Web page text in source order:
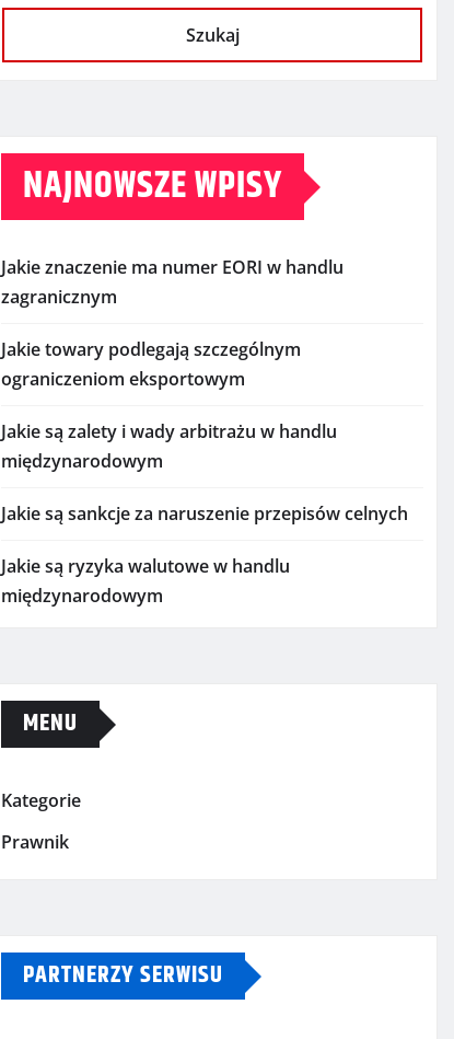
Szukaj
NAJNOWSZE WPISY
Jakie znaczenie ma numer EORI w handlu
zagranicznym
Jakie towary podlegają szczególnym
ograniczeniom eksportowym
Jakie są zalety i wady arbitrażu w handlu
międzynarodowym
Jakie są sankcje za naruszenie przepisów celnych
Jakie są ryzyka walutowe w handlu
międzynarodowym
MENU
Kategorie
Prawnik
PARTNERZY SERWISU